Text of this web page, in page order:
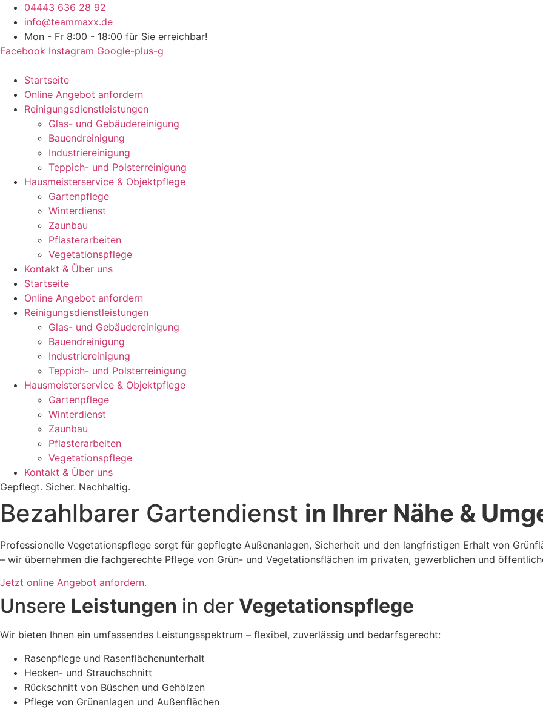
Zum
Inhalt
springen
04443 636 28 92
info@teammaxx.de
Mon - Fr 8:00 - 18:00 für Sie erreichbar!
Facebook Instagram Google-plus-g
Startseite
Online Angebot anfordern
Reinigungsdienstleistungen
Glas- und Gebäudereinigung
Bauendreinigung
Industriereinigung
Teppich- und Polsterreinigung
Hausmeisterservice & Objektpflege
Gartenpflege
Winterdienst
Zaunbau
Pflasterarbeiten
Vegetationspflege
Kontakt & Über uns
Startseite
Online Angebot anfordern
Reinigungsdienstleistungen
Glas- und Gebäudereinigung
Bauendreinigung
Industriereinigung
Teppich- und Polsterreinigung
Hausmeisterservice & Objektpflege
Gartenpflege
Winterdienst
Zaunbau
Pflasterarbeiten
Vegetationspflege
Kontakt & Über uns
Gepflegt. Sicher. Nachhaltig.
Bezahlbarer Gartendienst in Ihrer Nähe &
Professionelle Vegetationspflege sorgt für gepflegte Außenanlagen, Sicherheit und den langfristigen Erhalt von
– wir übernehmen die fachgerechte Pflege von Grün- und Vegetationsflächen im privaten, gewerblichen und
Jetzt online Angebot anfordern.
Unsere Leistungen in der Vegetationspflege
Wir bieten Ihnen ein umfassendes Leistungsspektrum – flexibel, zuverlässig und bedarfsgerecht:
Rasenpflege und Rasenflächenunterhalt
Hecken- und Strauchschnitt
Rückschnitt von Büschen und Gehölzen
Pflege von Grünanlagen und Außenflächen